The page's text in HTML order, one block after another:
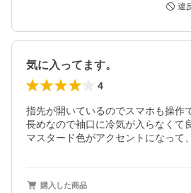
違
気に入ってます。
4
指先が開いているのでスマホも操作
長めなので袖口に冷気が入らなくて
マスタード色がアクセントになって
購入した商品